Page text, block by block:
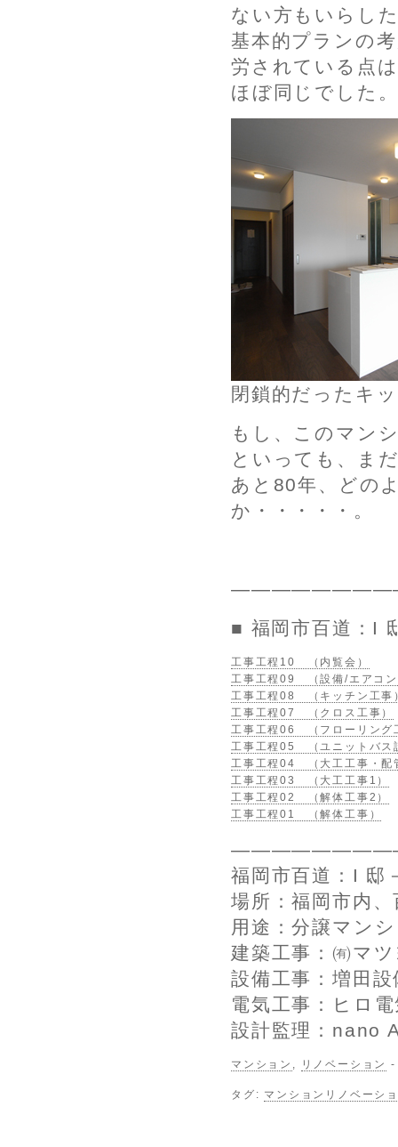
ない方もいらし
基本的プランの
労されている点
ほぼ同じでした。
閉鎖的だったキ
もし、このマン
といっても、ま
あと80年、どの
か・・・・・。
■ 福岡市百道：I
工事工程10 （内覧会）
工事工程09 （設備/エアコ
工事工程08 （キッチン工事
工事工程07 （クロス工事）
工事工程06 （フローリング
工事工程05 （ユニットバス
工事工程04 （大工工事・配
工事工程03 （大工工事1）
工事工程02 （解体工事2）
工事工程01 （解体工事）
福岡市百道：I 邸
場所：福岡市内、
用途：分譲マン
建築工事：㈲マ
設備工事：増田設
電気工事：ヒロ
設計監理：nano
マンション , リノベーション
タグ: マンションリノベーシ